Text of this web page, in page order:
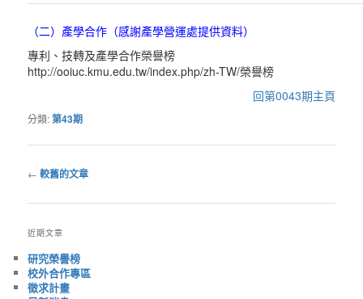
（二）產學合作（感謝產學營運處提供資料）
專利、技轉及產學合作榮譽榜
http://ooiuc.kmu.edu.tw/index.php/zh-TW/榮譽榜
回第0043期主頁
分類:第43期
章
導
覽
← 較舊的文章
近期文章
研究榮譽榜
校外合作專區
徵求計畫